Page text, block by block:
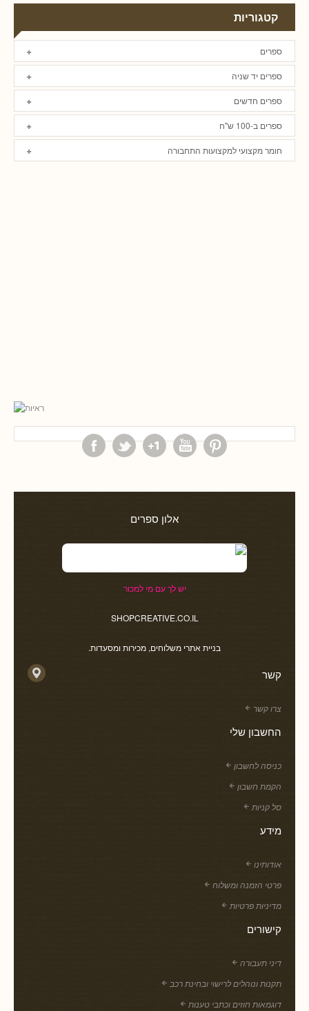
קטגוריות
ספרים
ספרים יד שניה
ספרים חדשים
ספרים ב-100 ש"ח
חומר מקצועי למקצועות התחבורה
אלון ספרים
יש לך עם מי למכור
SHOPCREATIVE.CO.IL
בניית אתרי משלוחים, מכירות ומסעדות.
קשר
צרו קשר
החשבון שלי
כניסה לחשבון
הקמת חשבון
סל קניות
מידע
אודותינו
פרטי הזמנה ומשלוח
מדיניות פרטיות
קישורים
דיני תעבורה
תקנות ונוהלים לרישוי ובחינת רכב
דוגמאות חוזים וכתבי טענות